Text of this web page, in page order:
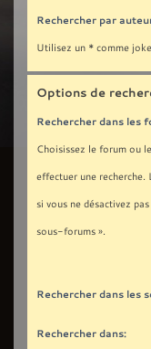
Rechercher par
Utilisez un * comme
Options de
Rechercher dans les
Choisissez le forum ou
effectuer une
si vous ne désactivez
sous-forums ».
Rechercher dans les
Rechercher dans: